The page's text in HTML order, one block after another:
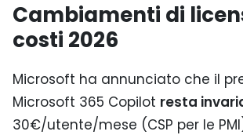
Cambiamenti di
costi 2026
Microsoft ha annunciato che il
Microsoft 365 Copilot resta
30€/utente/mese (CSP per le